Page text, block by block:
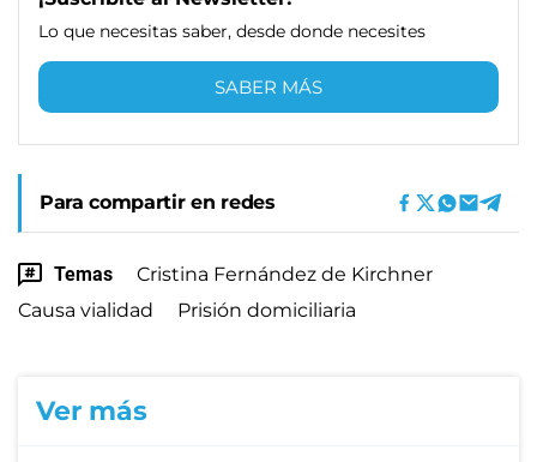
Lo que necesitas saber, desde donde necesites
SABER MÁS
Para compartir en redes
Temas
Cristina Fernández de Kirchner
Causa vialidad
Prisión domiciliaria
Ver más